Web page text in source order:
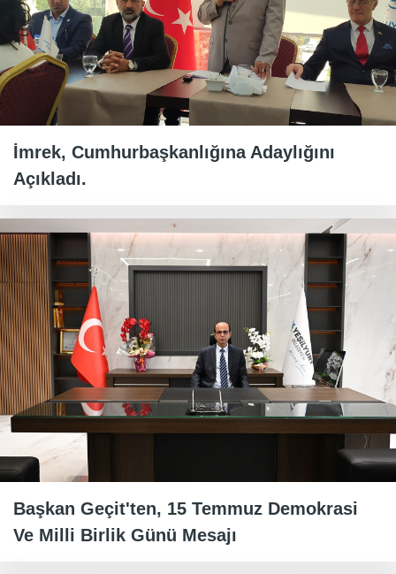
İmrek, Cumhurbaşkanlığına Adaylığını
Açıkladı.
Başkan Geçit'ten, 15 Temmuz Demokrasi
Ve Milli Birlik Günü Mesajı